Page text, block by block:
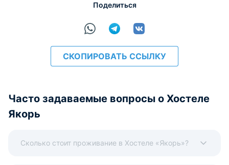
Поделиться
СКОПИРОВАТЬ ССЫЛКУ
Часто задаваемые вопросы о Хостеле
Якорь
Сколько стоит проживание в Хостеле «Якорь»?